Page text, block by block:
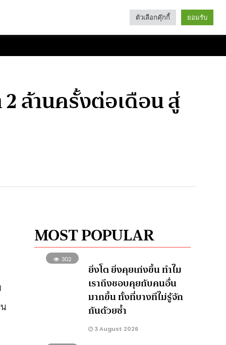
Categories
ล้านครั้งต่อเดือน สู่
MOST POPULAR
302
ยิ่งโต ยิ่งคุยเก่งขึ้น ทำไม
เราถึงชอบคุยกับคนอื่น
มากขึ้น ทั้งที่บางทีไม่รู้จัก
กันด้วยซ้ำ
3 August 2026
ตัวเลือกคุ๊กกี้ ยอมรับ